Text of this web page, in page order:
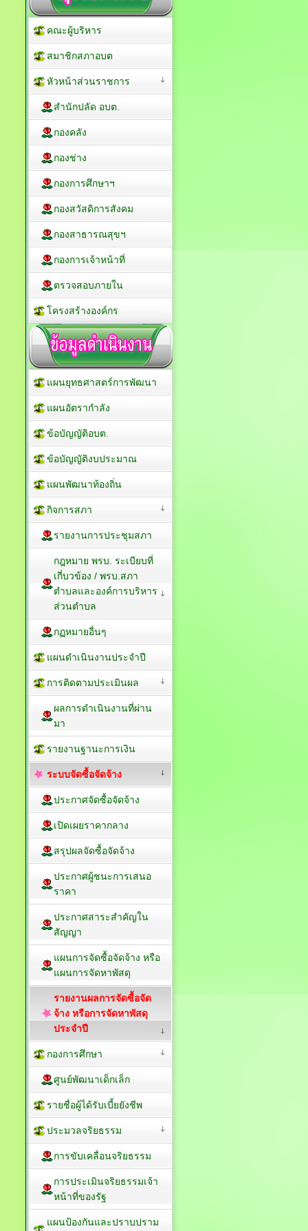
คณะผู้บริหาร
สมาชิกสภาอบต
หัวหน้าส่วนราชการ
สำนักปลัด อบต.
กองคลัง
กองช่าง
กองการศึกษาฯ
กองสวัสดิการสังคม
กองสาธารณสุขฯ
กองการเจ้าหน้าที่
ตรวจสอบภายใน
โครงสร้างองค์กร
แผนยุทธศาสตร์การพัฒนา
แผนอัตรากำลัง
ข้อบัญญัติอบต.
ข้อบัญญัติงบประมาณ
แผนพัฒนาท้องถิ่น
กิจการสภา
รายงานการประชุมสภา
กฎหมาย พรบ. ระเบียบที่
เกี่บวข้อง / พรบ.สภา
ตำบลและองค์การบริหาร
ส่วนตำบล
กฏหมายอื่นๆ
แผนดำเนินงานประจำปี
การติดตามประเมินผล
ผลการดำเนินงานที่ผ่าน
มา
รายงานฐานะการเงิน
ระบบจัดซื้อจัดจ้าง
ประกาศจัดซื้อจัดจ้าง
เปิดเผยราคากลาง
สรุปผลจัดซื้อจัดจ้าง
ประกาศผู้ชนะการเสนอ
ราคา
ประกาศสาระสำคัญใน
สัญญา
แผนการจัดซื้อจัดจ้าง หรือ
แผนการจัดหาพัสดุ
รายงานผลการจัดซื้อจัด
จ้าง หรือการจัดหาพัสดุ
ประจำปี
กองการศึกษา
ศูนย์พัฒนาเด็กเล็ก
รายชื่อผู้ได้รับเบี้ยยังชีพ
ประมวลจริยธรรม
การขับเคลื่อนจริยธรรม
การประเมินจริยธรรมเจ้า
หน้าที่ของรัฐ
แผนป้องกันและปราบปราม